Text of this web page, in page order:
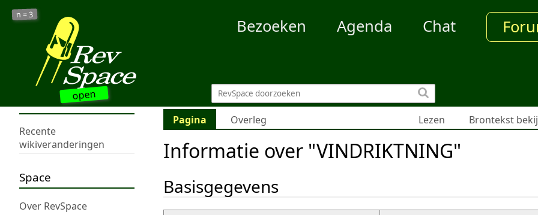
open
n =3
Bezoeken Agenda Chat
Recente
wikiveranderingen
Space
Over RevSpace
Pagina Overleg Lezen Brontekst
Informatie over "VINDRIKTNING"
Basisgegevens